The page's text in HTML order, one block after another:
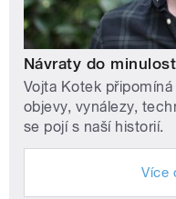
Návraty do
Vojta Kotek
objevy, vynálezy,
se pojí s naší historií.
Více